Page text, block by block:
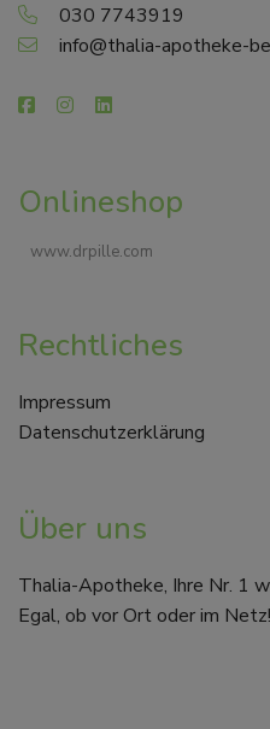
030 7743919
info@thalia-apotheke-
Onlineshop
www.drpille.com
Rechtliches
Impressum
Datenschutzerklärung
Über uns
Thalia-Apotheke, Ihre Nr. 1
Egal, ob vor Ort oder im Netz!